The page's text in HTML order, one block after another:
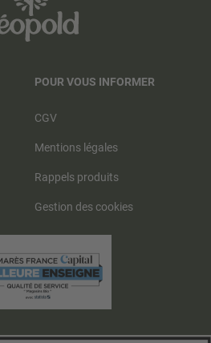
POUR VOUS INFORMER
CGV
Mentions légales
Rappels produits
Gestion des cookies